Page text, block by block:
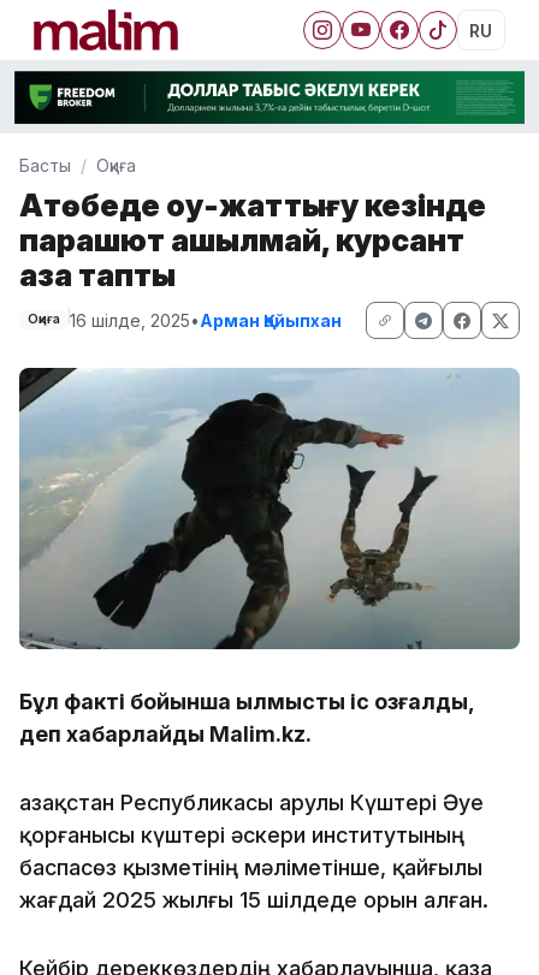
RU
Басты Оқиға
Ақтөбеде оқу-жаттығу кезінде
парашют ашылмай, курсант
қаза тапты
Оқиға 16 шілде, 2025•Арман Қайыпхан
Бұл факті бойынша қылмыстық іс қозғалды,
деп хабарлайды Malim.kz.
Қазақстан Республикасы Қарулы Күштері Әуе
қорғанысы күштері әскери институтының
баспасөз қызметінің мәліметінше, қайғылы
жағдай 2025 жылғы 15 шілдеде орын алған.
Кейбір дереккөздердің хабарлауынша, қаза